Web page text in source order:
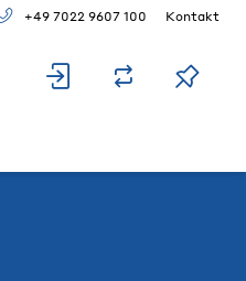
+49 7022 9607 100 Kontakt